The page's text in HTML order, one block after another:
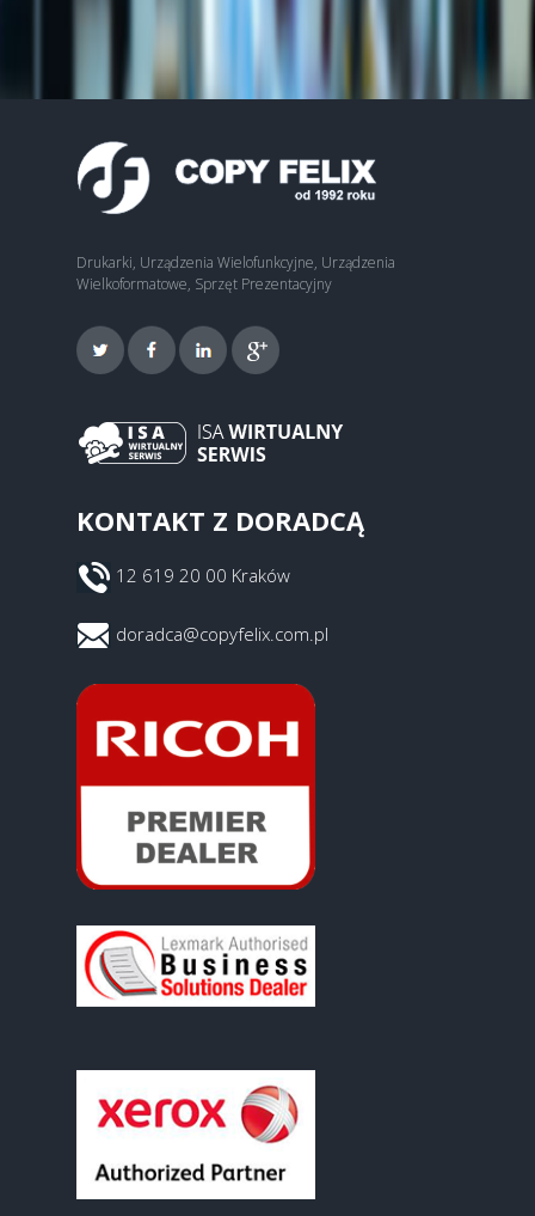
Drukarki, Urządzenia Wielofunkcyjne, Urządzenia
Wielkoformatowe, Sprzęt Prezentacyjny
KONTAKT Z DORADCĄ
12 619 20 00 Kraków
doradca@copyfelix.com.pl